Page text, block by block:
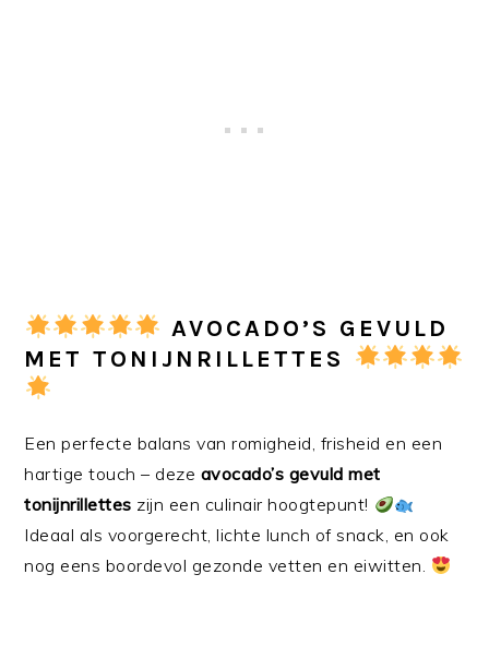
AVOCADO’S GEVULD
MET TONIJNRILLETTES
Een perfecte balans van romigheid, frisheid en een
hartige touch – deze avocado’s gevuld met
tonijnrillettes zijn een culinair hoogtepunt!
Ideaal als voorgerecht, lichte lunch of snack, en ook
nog eens boordevol gezonde vetten en eiwitten.